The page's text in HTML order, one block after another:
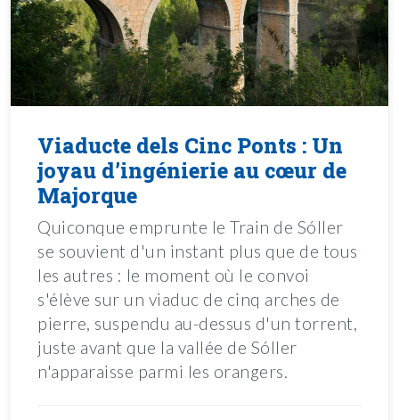
Viaducte dels Cinc Ponts : Un
joyau d’ingénierie au cœur de
Majorque
Quiconque emprunte le Train de Sóller
se souvient d'un instant plus que de tous
les autres : le moment où le convoi
s'élève sur un viaduc de cinq arches de
pierre, suspendu au-dessus d'un torrent,
juste avant que la vallée de Sóller
n'apparaisse parmi les orangers.